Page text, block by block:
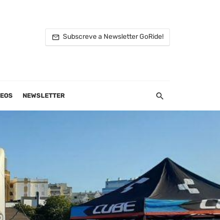
Subscreve a Newsletter GoRide!
NEWSLETTER